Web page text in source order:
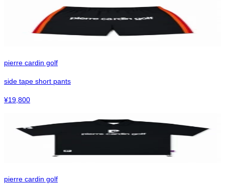
pierre cardin golf
side tape short pants
¥19,800
pierre cardin golf